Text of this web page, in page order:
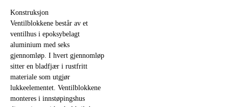
Konstruksjon
Ventilblokkene består av et
ventilhus i epoksybelagt
aluminium med seks
gjennomløp. I hvert gjennomløp
sitter en bladfjær i rustfritt
materiale som utgjør
lukkeelementet. Ventilblokkene
monteres i innstøpingshus